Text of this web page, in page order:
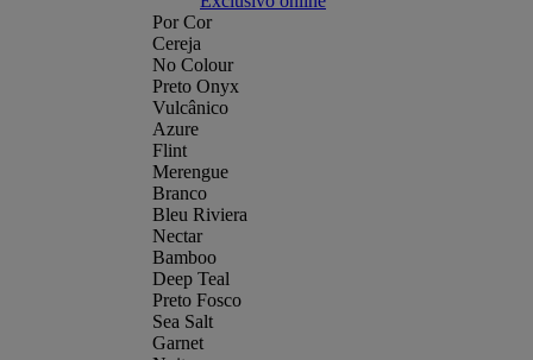
Por Cor
Cereja
No Colour
Preto Onyx
Vulcânico
Azure
Flint
Merengue
Branco
Bleu Riviera
Nectar
Bamboo
Deep Teal
Preto Fosco
Sea Salt
Garnet